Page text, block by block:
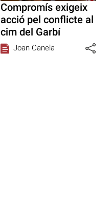
Compromís exigeix
acció pel conflicte al
cim del Garbí
Joan Canela